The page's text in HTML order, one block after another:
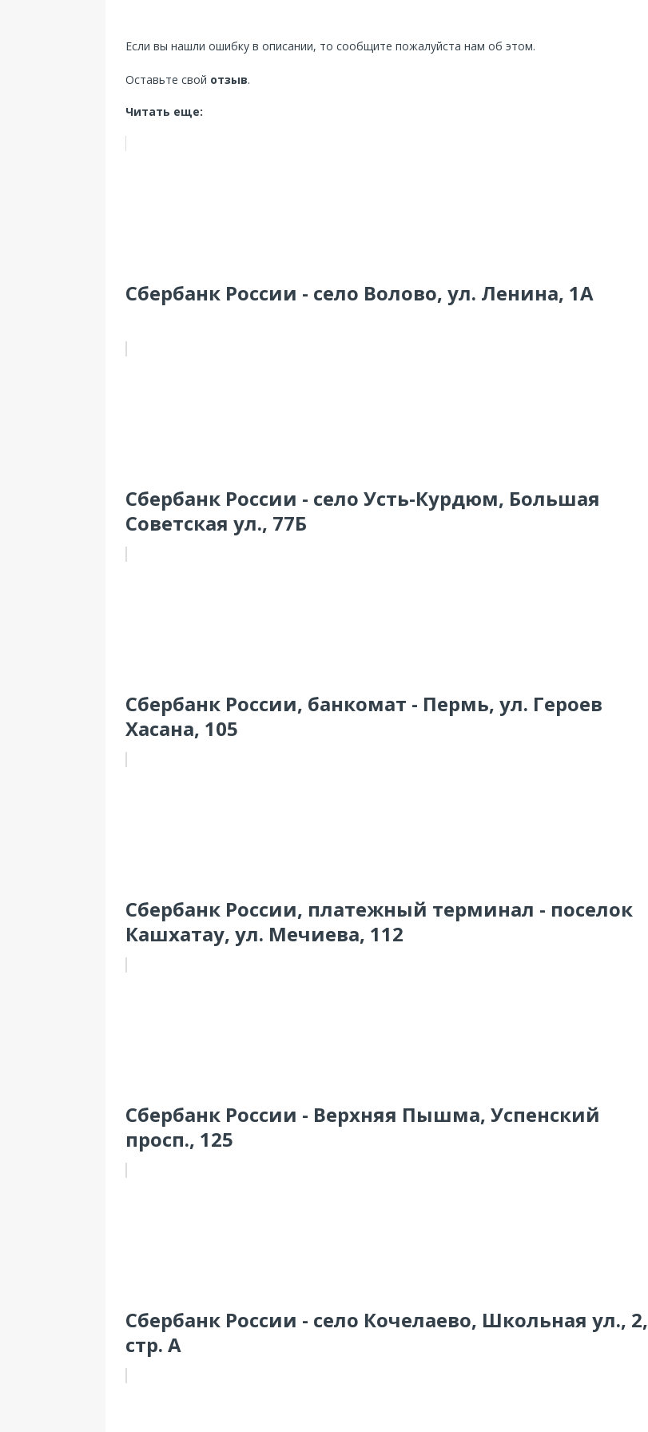
Если вы нашли ошибку в описании, то сообщите пожалуйста нам об этом.
Оставьте свой отзыв.
Читать еще:
Сбербанк России - село Волово, ул. Ленина, 1А
Сбербанк России - село Усть-Курдюм, Большая
Советская ул., 77Б
Сбербанк России, банкомат - Пермь, ул. Героев
Хасана, 105
Сбербанк России, платежный терминал - поселок
Кашхатау, ул. Мечиева, 112
Сбербанк России - Верхняя Пышма, Успенский
просп., 125
Сбербанк России - село Кочелаево, Школьная ул., 2,
стр. А